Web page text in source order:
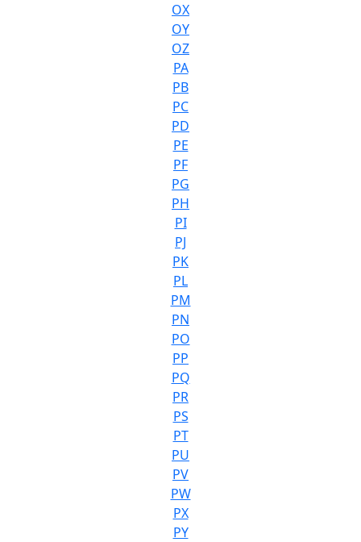
OX
OY
OZ
PA
PB
PC
PD
PE
PF
PG
PH
PI
PJ
PK
PL
PM
PN
PO
PP
PQ
PR
PS
PT
PU
PV
PW
PX
PY